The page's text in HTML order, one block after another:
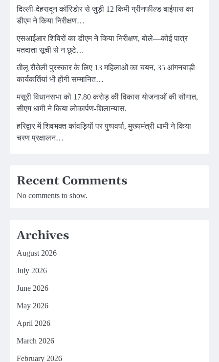
दिल्ली-देहरादून कॉरिडोर से जुड़ी 12 किमी ग्रीनफील्ड बाईपास का
डीएम ने किया निरीक्षण…
एसआईआर शिविरों का डीएम ने किया निरीक्षण, बोले—कोई पात्र
मतदाता सूची से न छूटे…
तीलू रौतेली पुरस्कार के लिए 13 महिलाओं का चयन, 35 आंगनबाड़ी
कार्यकर्तियां भी होंगी सम्मानित…
मसूरी विधानसभा को 17.80 करोड़ की विकास योजनाओं की सौगात,
सीएम धामी ने किया लोकार्पण-शिलान्यास.
हरिद्वार में शिवभक्त कांवड़ियों पर पुष्पवर्षा, मुख्यमंत्री धामी ने किया
चरण प्रक्षालन…
Recent Comments
No comments to show.
Archives
August 2026
July 2026
June 2026
May 2026
April 2026
March 2026
February 2026